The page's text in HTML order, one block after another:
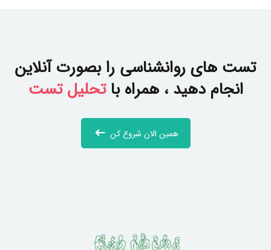
تست های روانشناسی را بصورت آنلاین
انجام دهید ، همراه باتحلیل تست
همین الان شروع کن